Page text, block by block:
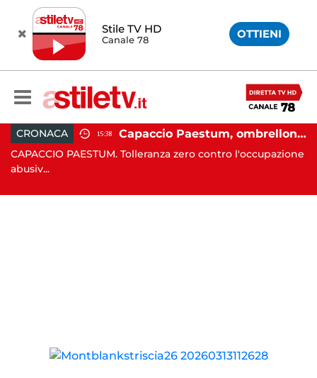
Stile TV HD
Canale 78 OTTIENI
CRONACA 15:38 Capaccio Paestum, ombrellone selvaggio: blitz della Municipale, sgomberate tutte le spiagge libere
CAPACCIO PAESTUM. Tolleranza zero contro l'occupazione
abusiv...